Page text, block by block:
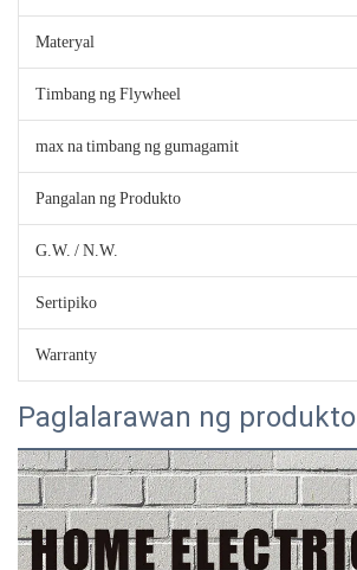
Materyal
Timbang ng Flywheel
max na timbang ng gumagamit
Pangalan ng Produkto
G.W. / N.W.
Sertipiko
Warranty
Paglalarawan ng produkto